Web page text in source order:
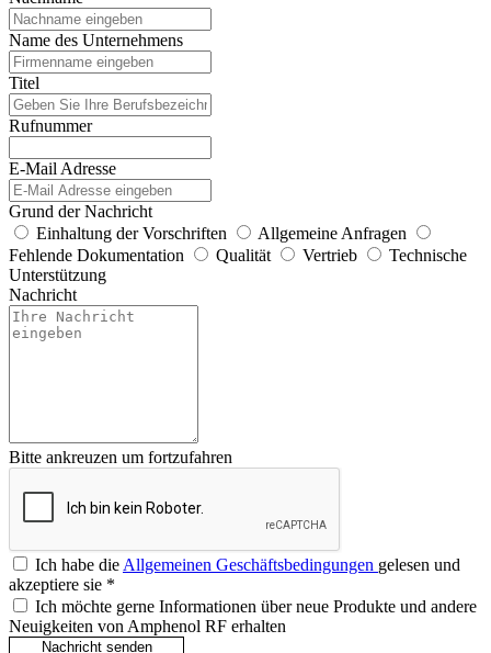
Name des Unternehmens
Titel
Rufnummer
E-Mail Adresse
Grund der Nachricht
Einhaltung der Vorschriften
Allgemeine Anfragen
Fehlende Dokumentation
Qualität Vertrieb
Technische
Unterstützung
Nachricht
Bitte ankreuzen um fortzufahren
Ich habe dieAllgemeinen Geschäftsbedingungen gelesen und
akzeptiere sie *
Ich möchte gerne Informationen über neue Produkte und andere
Neuigkeiten von Amphenol RF erhalten